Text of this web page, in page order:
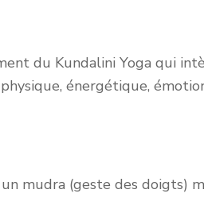
du Kundalini Yoga qui
énergétique,
mudra (geste des doigts)